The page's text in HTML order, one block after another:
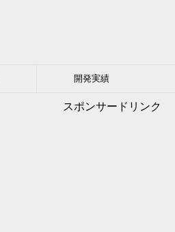
開発実績
スポンサードリンク